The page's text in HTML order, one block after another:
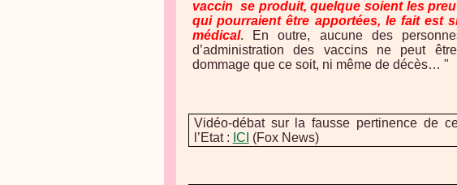
vaccin se produit, quelque soient les
qui pourraient être apportées, le fait est
médical. En outre, aucune des
d’administration des vaccins ne peut
dommage que ce soit, ni même de décès… "
Vidéo-débat sur la fausse pertinence de
l’Etat : ICI (Fox News)